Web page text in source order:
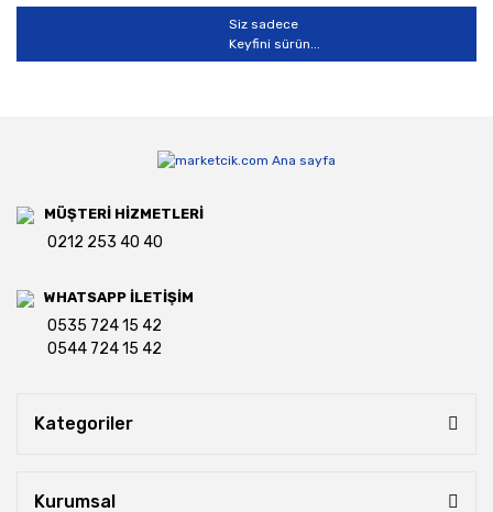
Siz sadece
Keyfini sürün...
MÜŞTERİ HİZMETLERİ
0212 253 40 40
WHATSAPP İLETİŞİM
0535 724 15 42
0544 724 15 42
Kategoriler
Kurumsal